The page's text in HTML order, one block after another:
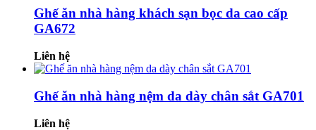
Ghế ăn nhà hàng khách sạn bọc da cao cấp
GA672
Liên hệ
Ghế ăn nhà hàng nệm da dày chân sắt GA701
Liên hệ